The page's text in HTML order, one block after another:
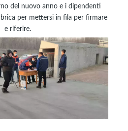
del nuovo anno e i dipendenti
per mettersi in fila per firmare
e riferire.